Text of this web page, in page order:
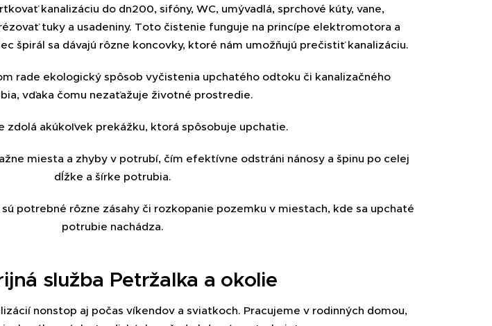
kanalizáciu do dn200, sifóny, WC, umývadlá, sprchové kúty, vane,
tuky a usadeniny. Toto čistenie funguje na princípe elektromotora a
špirál sa dávajú rôzne koncovky, ktoré nám umožňujú prečistiť kanalizáciu.
rade ekologický spôsob vyčistenia upchatého odtoku či kanalizačného
vďaka čomu nezaťažuje životné prostredie.
zdolá akúkoľvek prekážku, ktorá spôsobuje upchatie.
miesta a zhyby v potrubí, čím efektívne odstráni nánosy a špinu po celej
dĺžke a šírke potrubia.
potrebné rôzne zásahy či rozkopanie pozemku v miestach, kde sa upchaté
potrubie nachádza.
služba Petržalka a okolie
nonstop aj počas víkendov a sviatkoch. Pracujeme v rodinných domou,